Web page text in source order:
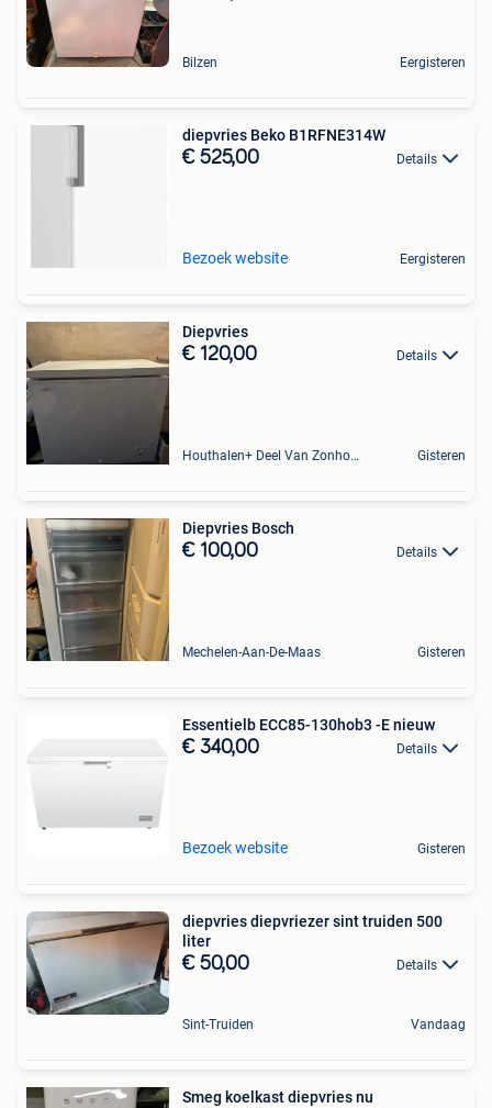
Bilzen Eergisteren
diepvries Beko B1RFNE314W
€ 525,00 Details
Bezoek website Eergisteren
Diepvries
€ 120,00 Details
Houthalen+ Deel Van Zonhoven En Zolder Gisteren
Diepvries Bosch
€ 100,00 Details
Mechelen-Aan-De-Maas Gisteren
Essentielb ECC85-130hob3 -E nieuw
€ 340,00 Details
Bezoek website Gisteren
diepvries diepvriezer sint truiden 500
liter
€ 50,00 Details
Sint-Truiden Vandaag
Smeg koelkast diepvries nu